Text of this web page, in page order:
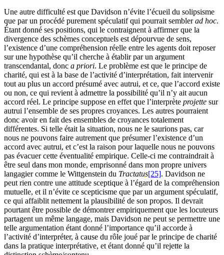
Une autre difficulté est que Davidson n’évite l’écueil du solipsisme
que par un procédé purement spéculatif qui pourrait semblerad hoc.
Étant donné ses positions, qui le contraignent à affirmer que la
divergence des schèmes conceptuels est dépourvue de sens,
l’existence d’une compréhension réelle entre les agents doit reposer
sur une hypothèse qu’il cherche à établir par un argument
transcendantal, donc a priori. Le problème est que le principe de
charité, qui est à la base de l’activité d’interprétation, fait intervenir
tout au plus un accord présumé avec autrui, et ce, que l’accord existe
ou non, ce qui revient à admettre la possibilité qu’il n’y ait aucun
accord réel. Le principe suppose en effet que l’interprète projette sur
autrui l’ensemble de ses propres croyances. Les autres pourraient
donc avoir en fait des ensembles de croyances totalement
différentes. Si telle était la situation, nous ne le saurions pas, car
nous ne pouvons faire autrement que présumer l’existence d’un
accord avec autrui, et c’est la raison pour laquelle nous ne pouvons
pas évacuer cette éventualité empirique. Celle-ci me contraindrait à
être seul dans mon monde, emprisonné dans mon propre univers
langagier comme le Wittgenstein du Tractatus[25]. Davidson ne
peut rien contre une attitude sceptique à l’égard de la compréhension
mutuelle, et il n’évite ce scepticisme que par un argument spéculatif,
ce qui affaiblit nettement la plausibilité de son propos. Il devrait
pourtant être possible de démontrer empiriquement que les locuteurs
partagent un même langage, mais Davidson ne peut se permettre une
telle argumentation étant donné l’importance qu’il accorde à
l’activité d’interpréter, à cause du rôle joué par le principe de charité
dans la pratique interprétative, et étant donné qu’il rejette la